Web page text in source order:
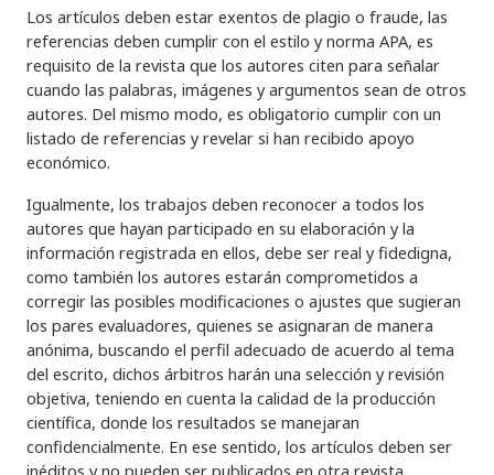
Los artículos deben estar exentos de plagio o fraude, las
referencias deben cumplir con el estilo y norma APA, es
requisito de la revista que los autores citen para señalar
cuando las palabras, imágenes y argumentos sean de otros
autores. Del mismo modo, es obligatorio cumplir con un
listado de referencias y revelar si han recibido apoyo
económico.
Igualmente, los trabajos deben reconocer a todos los
autores que hayan participado en su elaboración y la
información registrada en ellos, debe ser real y fidedigna,
como también los autores estarán comprometidos a
corregir las posibles modificaciones o ajustes que sugieran
los pares evaluadores, quienes se asignaran de manera
anónima, buscando el perfil adecuado de acuerdo al tema
del escrito, dichos árbitros harán una selección y revisión
objetiva, teniendo en cuenta la calidad de la producción
científica, donde los resultados se manejaran
confidencialmente. En ese sentido, los artículos deben ser
inéditos y no pueden ser publicados en otra revista.